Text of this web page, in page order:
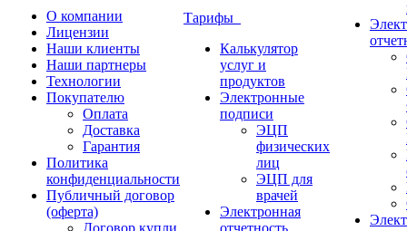
О компании
Лицензии
Наши клиенты
Наши партнеры
Технологии
Покупателю
Оплата
Доставка
Гарантия
Политика
конфиденциальности
Публичный договор
(оферта)
Договор купли
Тарифы
Калькулятор
услуг и
продуктов
Электронные
подписи
ЭЦП
физических
лиц
ЭЦП для
врачей
Электронная
отчетность